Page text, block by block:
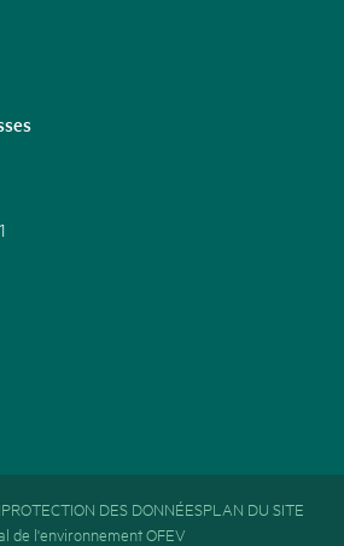
PROTECTION DES DONNÉESPLAN DU SITE
de l'environnement OFEV